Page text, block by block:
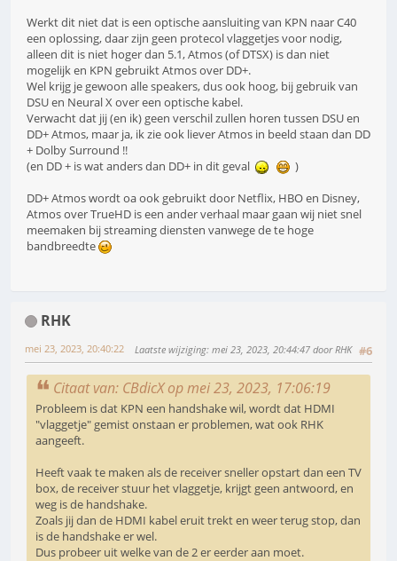
Werkt dit niet dat is een optische aansluiting van KPN naar C40
een oplossing, daar zijn geen protecol vlaggetjes voor nodig,
alleen dit is niet hoger dan 5.1, Atmos (of DTSX) is dan niet
mogelijk en KPN gebruikt Atmos over DD+.
Wel krijg je gewoon alle speakers, dus ook hoog, bij gebruik van
DSU en Neural X over een optische kabel.
Verwacht dat jij (en ik) geen verschil zullen horen tussen DSU en
DD+ Atmos, maar ja, ik zie ook liever Atmos in beeld staan dan DD
+ Dolby Surround !!
(en DD + is wat anders dan DD+ in dit geval
)
DD+ Atmos wordt oa ook gebruikt door Netflix, HBO en Disney,
Atmos over TrueHD is een ander verhaal maar gaan wij niet snel
meemaken bij streaming diensten vanwege de te hoge
bandbreedte
RHK
#6
mei 23, 2023, 20:40:22 Laatste wijziging: mei 23, 2023, 20:44:47 door RHK
Citaat van: CBdicX op mei 23, 2023, 17:06:19
Probleem is dat KPN een handshake wil, wordt dat HDMI
"vlaggetje" gemist onstaan er problemen, wat ook RHK
aangeeft.
Heeft vaak te maken als de receiver sneller opstart dan een TV
box, de receiver stuur het vlaggetje, krijgt geen antwoord, en
weg is de handshake.
Zoals jij dan de HDMI kabel eruit trekt en weer terug stop, dan
is de handshake er wel.
Dus probeer uit welke van de 2 er eerder aan moet.